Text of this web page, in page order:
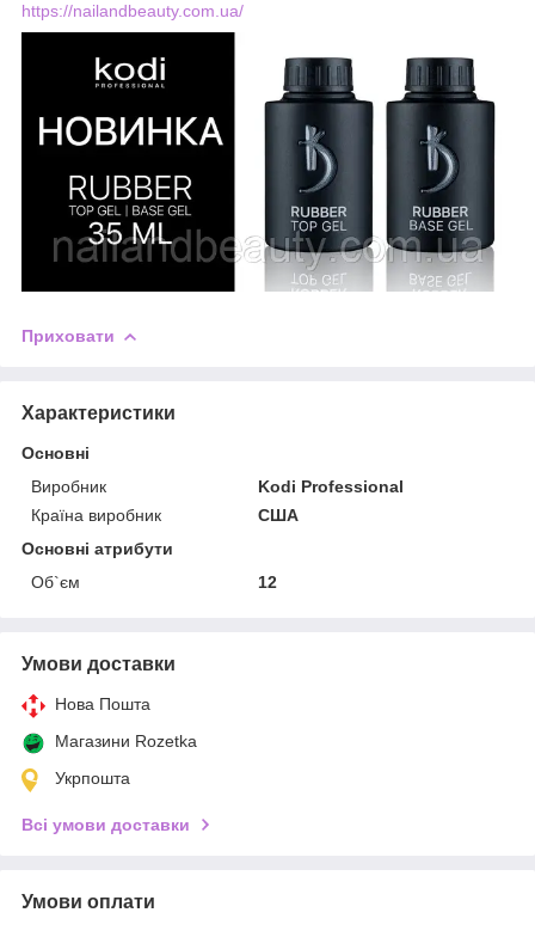
https://nailandbeauty.com.ua/
Приховати
Характеристики
Основні
Виробник
Kodi Professional
Країна виробник
США
Основні атрибути
Об`єм
12
Умови доставки
Нова Пошта
Магазини Rozetka
Укрпошта
Всі умови доставки
Умови оплати